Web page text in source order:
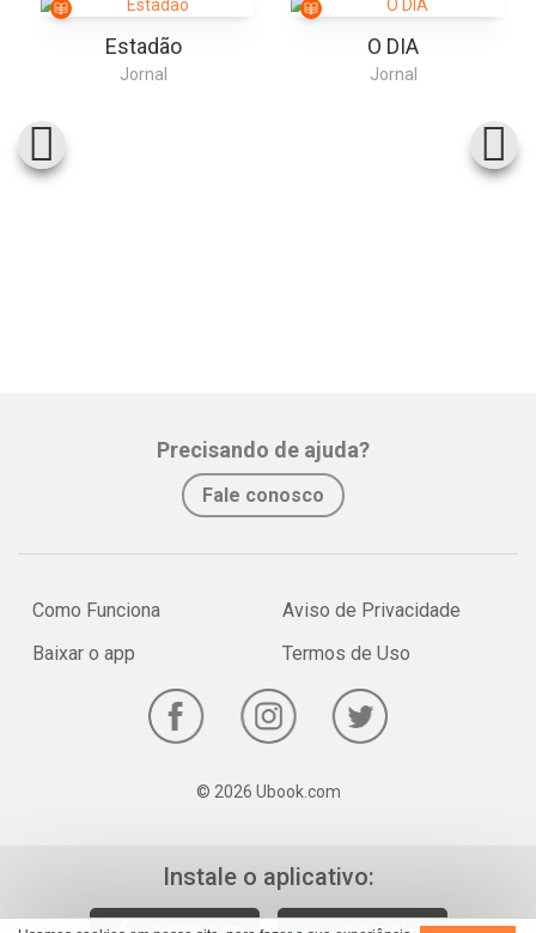
Estadão
Jornal
O DIA
Jornal
Precisando de ajuda?
Fale conosco
Como Funciona
Baixar o app
Aviso de Privacidade
Termos de Uso
© 2026 Ubook.com
Instale o aplicativo: